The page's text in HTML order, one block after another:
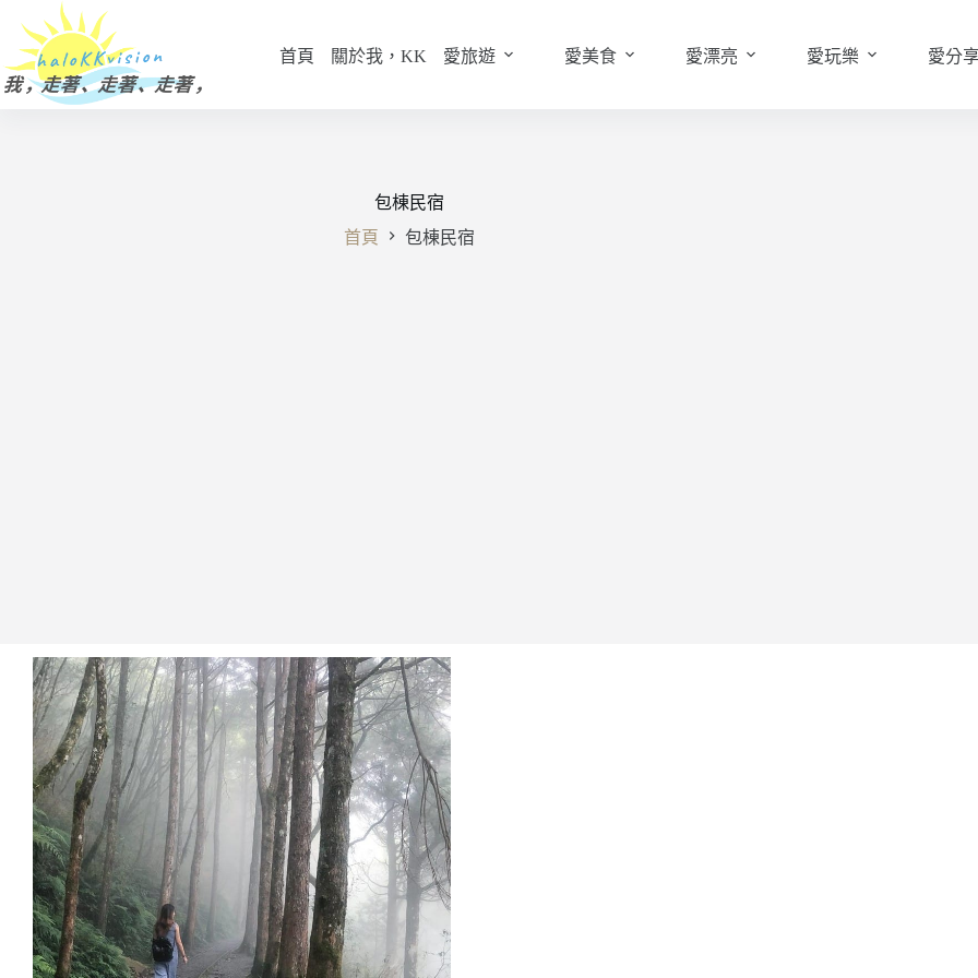
主
要
首頁 關於我，KK 愛旅遊 愛美食 愛漂亮 愛玩樂 愛分
包棟民宿
首頁
包棟民宿